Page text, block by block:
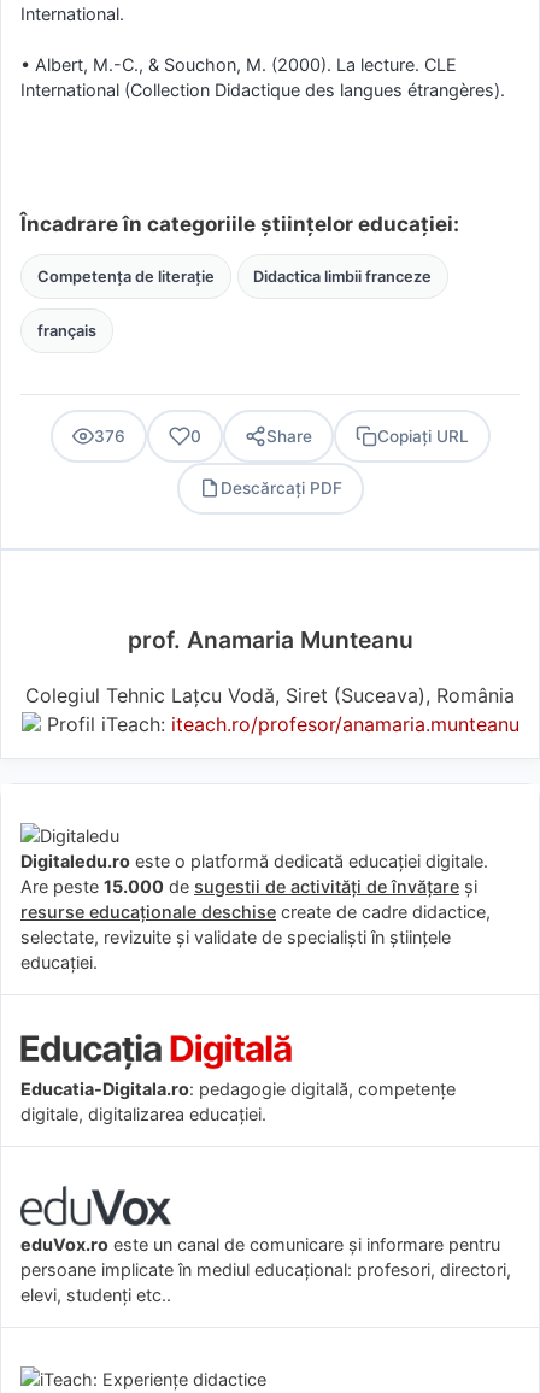
International.
• Albert, M.-C., & Souchon, M. (2000). La lecture. CLE
International (Collection Didactique des langues étrangères).
Încadrare în categoriile științelor educației:
Competența de literație Didactica limbii franceze
français
376 0 Share Copiați URL
Descărcați PDF
prof. Anamaria Munteanu
Colegiul Tehnic Lațcu Vodă, Siret (Suceava), România
Profil iTeach: iteach.ro/profesor/anamaria.munteanu
Digitaledu.ro este o platformă dedicată educației digitale.
Are peste 15.000 de sugestii de activități de învățare și
resurse educaționale deschise create de cadre didactice,
selectate, revizuite și validate de specialiști în științele
educației.
Educatia-Digitala.ro: pedagogie digitală, competențe
digitale, digitalizarea educației.
eduVox.ro este un canal de comunicare și informare pentru
persoane implicate în mediul educațional: profesori, directori,
elevi, studenți etc..